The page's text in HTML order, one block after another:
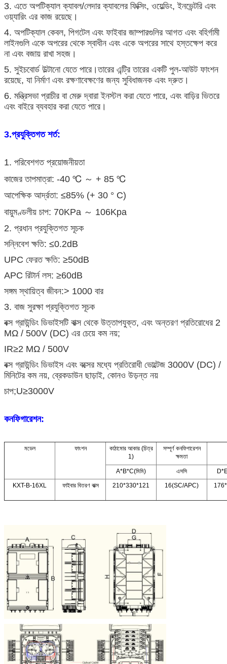
3. এতে অপটিক্যাল ক্যাবল/লেদার ক্যাবলের ফিক্সিং, ওয়েল্ডিং, ইনভেন্টরি এবং
ওয়্যারিং এর কাজ রয়েছে।
4. অপটিক্যাল কেবল, পিগটেল এবং ফাইবার জাম্পারগুলির আগত এবং বহির্গামী
লাইনগুলি একে অপরের থেকে স্বাধীন এবং একে অপরের সাথে হস্তক্ষেপ করে
না এবং বজায় রাখা সহজ।
5. সুইচবোর্ড উল্টানো যেতে পারে।তারের এন্ট্রি তারের একটি পুল-আউট ফাংশন
রয়েছে, যা নির্মাণ এবং রক্ষণাবেক্ষণের জন্য সুবিধাজনক এবং দ্রুত।
6. মন্ত্রিসভা প্রাচীর বা মেরু দ্বারা ইনস্টল করা যেতে পারে, এবং বাড়ির ভিতরে
এবং বাইরে ব্যবহার করা যেতে পারে।
3.প্রযুক্তিগত শর্ত:
1. পরিবেশগত প্রয়োজনীয়তা
কাজের তাপমাত্রা: -40 ℃ ～ + 85 ℃
আপেক্ষিক আর্দ্রতা: ≤85% (+ 30 ° C)
বায়ুমণ্ডলীয় চাপ: 70KPa ～ 106Kpa
2. প্রধান প্রযুক্তিগত সূচক
সন্নিবেশ ক্ষতি: ≤0.2dB
UPC ফেরত ক্ষতি: ≥50dB
APC রিটার্ন লস: ≥60dB
সঙ্গম স্থায়িত্ব জীবন:> 1000 বার
3. বাজ সুরক্ষা প্রযুক্তিগত সূচক
বক্স গ্রাউন্ডিং ডিভাইসটি বাক্স থেকে উত্তাপযুক্ত, এবং অন্তরণ প্রতিরোধের 2
MΩ / 500V (DC) এর চেয়ে কম নয়;
IR≥2 MΩ / 500V
বক্স গ্রাউন্ডিং ডিভাইস এবং বক্সের মধ্যে প্রতিরোধী ভোল্টেজ 3000V (DC) /
মিনিটের কম নয়, ব্রেকডাউন ছাড়াই, কোনও উড়ন্ত নয়
চাপ;U≥3000V
কনফিগারেশন:
মডেল ফাংশন
কাঠামোর আকার (চিত্র
1)
সম্পূর্ণ কনফিগারেশন
ক্ষমতা
A*B*C(মিমি) এসসি
KXT-B-16XL
ফাইবার বিতরণ বাক্স 210*330*121 16(SC/APC)